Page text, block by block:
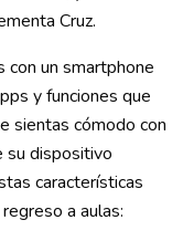
Cruz.
con un smartphone
y funciones que
sientas cómodo con
su dispositivo
características
a aulas: